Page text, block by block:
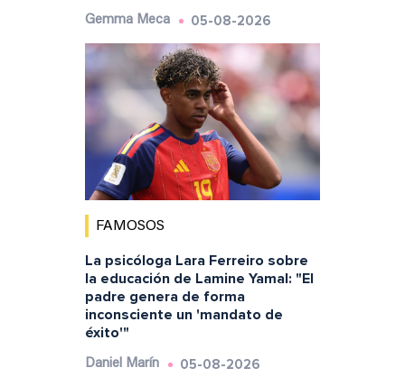
Gemma Meca 05-08-2026
FAMOSOS
La psicóloga Lara Ferreiro sobre
la educación de Lamine Yamal: "El
padre genera de forma
inconsciente un 'mandato de
éxito'"
Daniel Marín 05-08-2026